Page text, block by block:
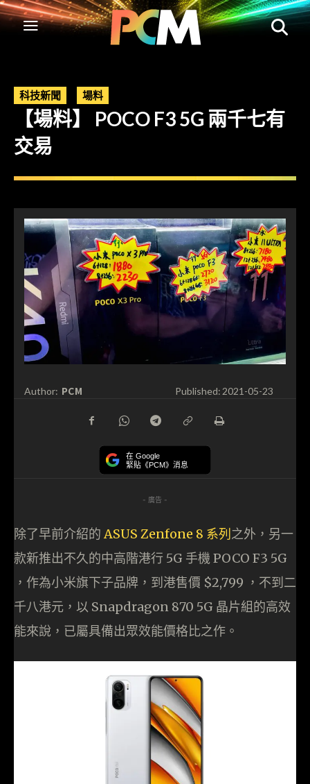
科技新聞 場料
【場料】 POCO F3 5G 兩千七有
交易
Author: PCM Published:2021-05-23
在 Google
緊貼《PCM》消息
- 廣告 -
除了早前介紹的ASUS Zenfone 8 系列 之外，另一
款新推出不久的中高階港行 5G 手機 POCO F3 5G
，作為小米旗下子品牌，到港售價 $2,799 ，不到二
千八港元，以 Snapdragon 870 5G 晶片組的高效
能來說，已屬具備出眾效能價格比之作。